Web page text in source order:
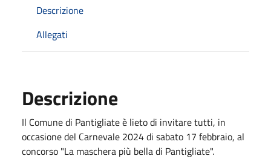
Descrizione
Allegati
Descrizione
Il Comune di Pantigliate è lieto di invitare tutti, in
occasione del Carnevale 2024 di sabato 17 febbraio, al
concorso "La maschera più bella di Pantigliate".